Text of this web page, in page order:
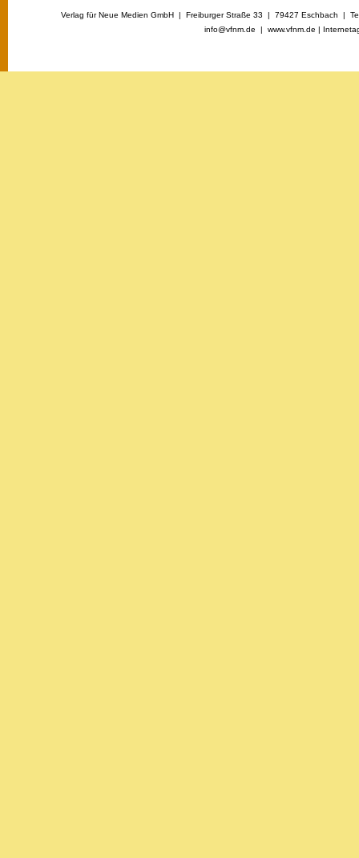
Verlag für Neue Medien GmbH | Freiburger Straße 33 | 79427 Eschbach |
info@vfnm.de | www.vfnm.de |